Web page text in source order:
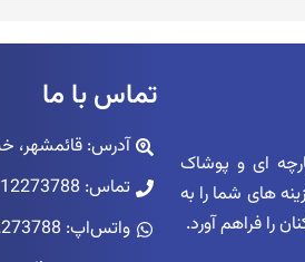
ای و پوشاک
های شما را به
را فراهم آورد.
تماس با ما
آدرس: قائمشهر،
تماس: 09112273788
واتس‌اپ: 09112273788